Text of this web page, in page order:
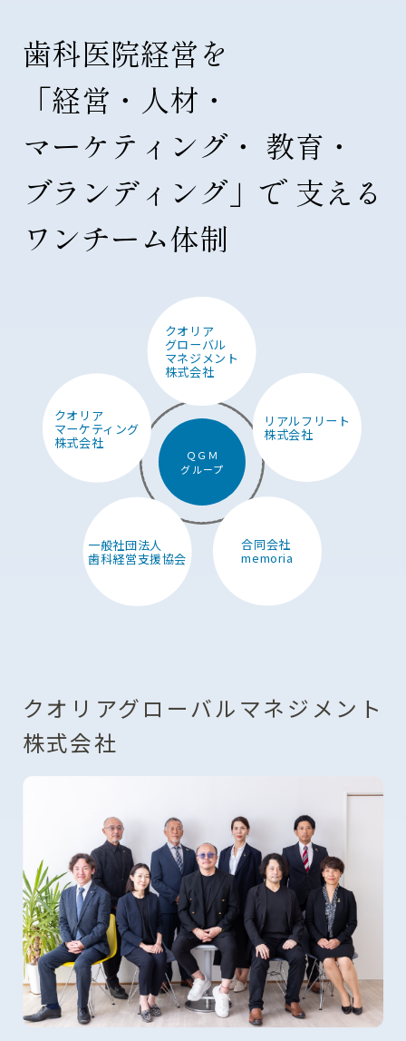
歯科医院経営を
「経営・人材・
マーケティング・ 教育・
ブランディング」で 支える
ワンチーム体制
ＱＧＭ
グループ
一般社団法人
歯科経営支援協会
クオリア
マーケティング
株式会社
クオリア
グローバル
マネジメント
株式会社
リアルフリート
株式会社
合同会社
memoria
クオリアグローバルマネジメント
株式会社